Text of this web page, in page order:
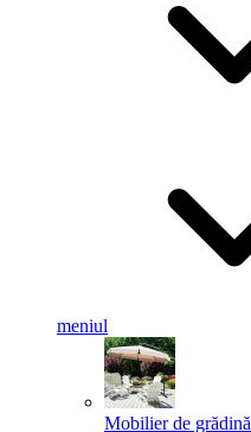
meniul
Mobilier de grădină